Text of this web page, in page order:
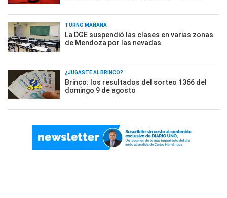
TURNO MAÑANA
La DGE suspendió las clases en varias zonas
de Mendoza por las nevadas
¿JUGASTE AL BRINCO?
Brinco: los resultados del sorteo 1366 del
domingo 9 de agosto